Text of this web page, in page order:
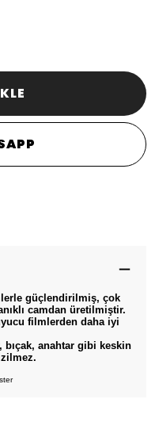
güçlendirilmiş, çok
camdan üretilmiştir.
filmlerden daha iyi
bıçak, anahtar gibi keskin